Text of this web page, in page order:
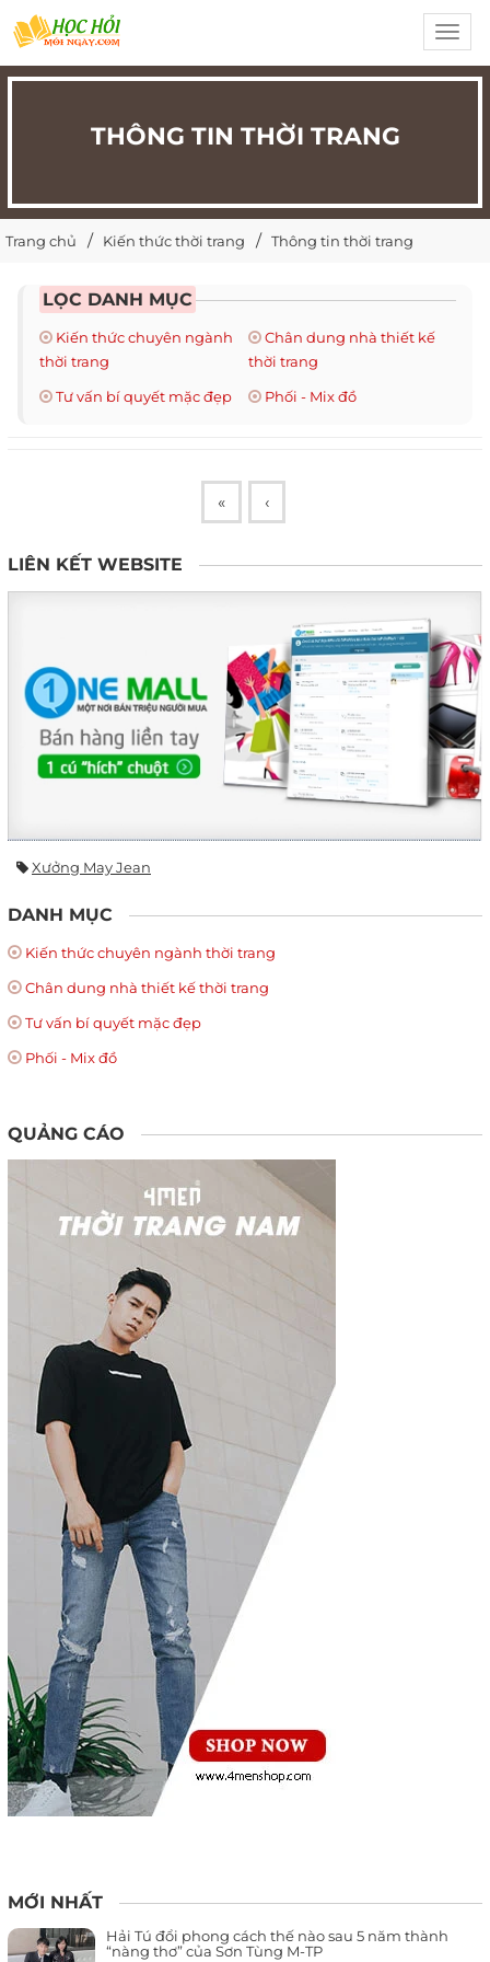
THÔNG TIN THỜI TRANG
Trang chủ Kiến thức thời trang Thông tin thời trang
LỌC DANH MỤC
Kiến thức chuyên ngành
thời trang
Chân dung nhà thiết kế
thời trang
Tư vấn bí quyết mặc đẹp
Phối - Mix đồ
« ‹
LIÊN KẾT WEBSITE
Xưởng May Jean
DANH MỤC
Kiến thức chuyên ngành thời trang
Chân dung nhà thiết kế thời trang
Tư vấn bí quyết mặc đẹp
Phối - Mix đồ
QUẢNG CÁO
MỚI NHẤT
Hải Tú đổi phong cách thế nào sau 5 năm thành
“nàng thơ” của Sơn Tùng M-TP